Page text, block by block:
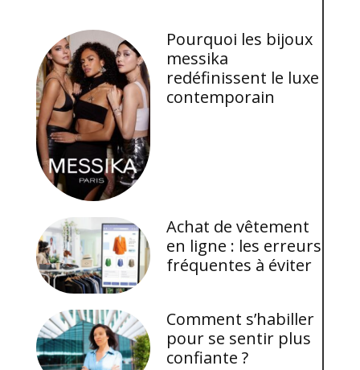
Pourquoi les bijoux
messika
redéfinissent le luxe
contemporain
Achat de vêtement
en ligne : les erreurs
fréquentes à éviter
Comment s’habiller
pour se sentir plus
confiante ?